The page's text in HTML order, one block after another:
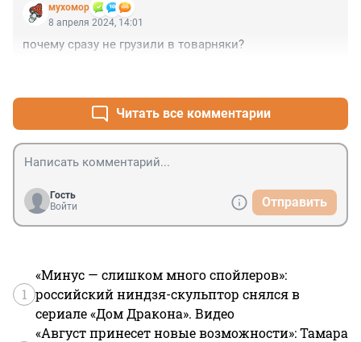
грязными мокрыми лапами?
Почему выступающие части используемой
спецтехники не оборудованы отражающими
полиции, если она не обеспечена?
мухомор
8 апреля 2024, 14:01
почему сразу не грузили в товарняки?
Читать все комментарии
Гость
Войти
Отправить
1
«Минус — слишком много спойлеров»:
российский ниндзя-скульптор снялся в
сериале «Дом Дракона». Видео
«Август принесет новые возможности»: Тамара